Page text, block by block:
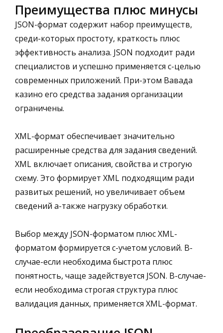
Преимущества плюс минусы
JSON-формат содержит набор преимуществ,
среди-которых простоту, краткость плюс
эффективность анализа. JSON подходит ради
специалистов и успешно применяется с-целью
современных приложений. При-этом Вавада
казино его средства задания организации
ограничены.
XML-формат обеспечивает значительно
расширенные средства для задания сведений.
XML включает описания, свойства и строгую
схему. Это формирует XML подходящим ради
развитых решений, но увеличивает объем
сведений а-также нагрузку обработки.
Выбор между JSON-форматом плюс XML-
форматом формируется с-учетом условий. В-
случае-если необходима быстрота плюс
понятность, чаще задействуется JSON. В-случае-
если необходима строгая структура плюс
валидация данных, применяется XML-формат.